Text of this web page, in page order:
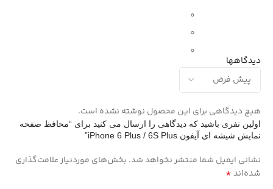
0
0
0
دیدگاهها
هیچ دیدگاهی برای این محصول نوشته نشده است.
اولین نفری باشید که دیدگاهی را ارسال می کنید برای “محافظ صفحه
نمایش شیشه ای آیفون iPhone 6 Plus / 6S Plus”
نشانی ایمیل شما منتشر نخواهد شد. بخش‌های موردنیاز علامت‌گذاری
شده‌اند*